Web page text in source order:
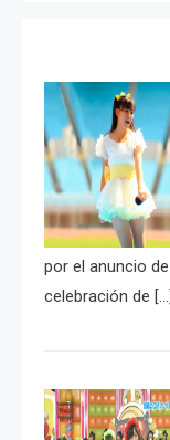
por el anuncio
celebración de […]